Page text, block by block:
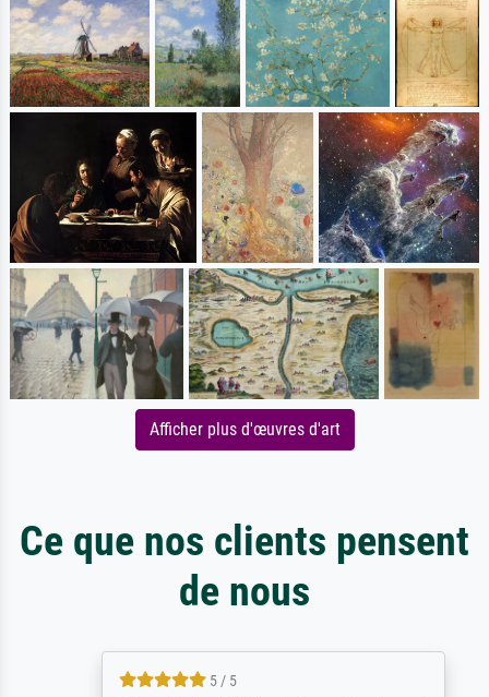
Afficher plus d'œuvres d'art
Ce que nos clients pensent
de nous
5 / 5